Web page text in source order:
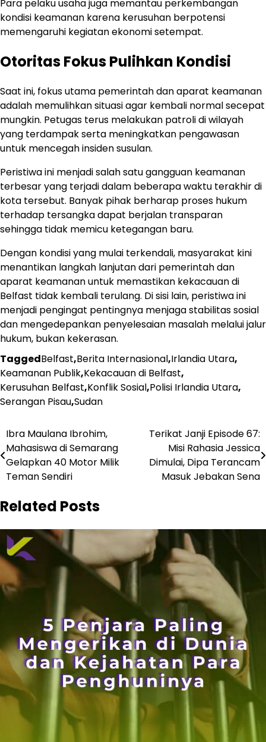
Para pelaku usaha juga memantau perkembangan
kondisi keamanan karena kerusuhan berpotensi
memengaruhi kegiatan ekonomi setempat.
Otoritas Fokus Pulihkan Kondisi
Saat ini, fokus utama pemerintah dan aparat keamanan
adalah memulihkan situasi agar kembali normal secepat
mungkin. Petugas terus melakukan patroli di wilayah
yang terdampak serta meningkatkan pengawasan
untuk mencegah insiden susulan.
Peristiwa ini menjadi salah satu gangguan keamanan
terbesar yang terjadi dalam beberapa waktu terakhir di
kota tersebut. Banyak pihak berharap proses hukum
terhadap tersangka dapat berjalan transparan
sehingga tidak memicu ketegangan baru.
Dengan kondisi yang mulai terkendali, masyarakat kini
menantikan langkah lanjutan dari pemerintah dan
aparat keamanan untuk memastikan kekacauan di
Belfast tidak kembali terulang. Di sisi lain, peristiwa ini
menjadi pengingat pentingnya menjaga stabilitas sosial
dan mengedepankan penyelesaian masalah melalui jalur
hukum, bukan kekerasan.
TaggedBelfast,Berita Internasional,Irlandia Utara,
Keamanan Publik,Kekacauan di Belfast,
Kerusuhan Belfast,Konflik Sosial,Polisi Irlandia Utara,
Serangan Pisau,Sudan
Navigasi
pos
Ibra Maulana Ibrohim,
Mahasiswa di Semarang
Gelapkan 40 Motor Milik
Teman Sendiri
Terikat Janji Episode 67:
Misi Rahasia Jessica
Dimulai, Dipa Terancam
Masuk Jebakan Sena
Related Posts